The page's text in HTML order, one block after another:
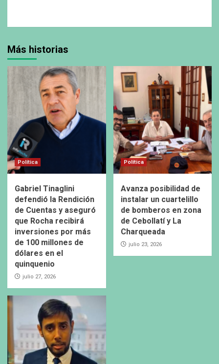
Más historias
Política
Gabriel Tinaglini
defendió la Rendición
de Cuentas y aseguró
que Rocha recibirá
inversiones por más
de 100 millones de
dólares en el
quinquenio
julio 27, 2026
Política
Avanza posibilidad de
instalar un cuartelillo
de bomberos en zona
de Cebollatí y La
Charqueada
julio 23, 2026